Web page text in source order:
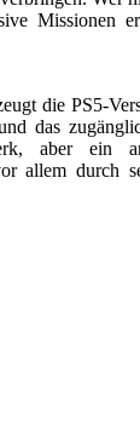
Missionen
die PS5-
das
aber ein
allem durch